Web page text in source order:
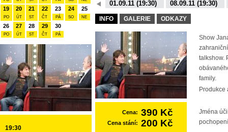
19
PO
20
ÚT
21
ST
22
ČT
23
PÁ
24
SO
25
NE
26
PO
27
ÚT
28
ST
29
ČT
30
PÁ
19:30
08.12.15 (19:30) 01.09.11 (19:30)
08.09.11 (19:30)
10.11.15 (19:30)
16.11.15 (19:30)
INFO GALERIE ODKAZY
Show
talkshow.
family.
Produkce
Jména
Cena: 390 Kč
Cena stání: 200 Kč